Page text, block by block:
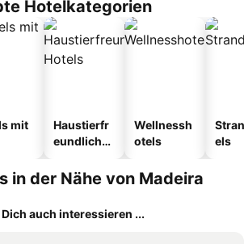
Hotelkategorien
mit
Haustierfr
eundliche
Wellnessh
otels
els
in der Nähe von Madeira
auch interessieren ...